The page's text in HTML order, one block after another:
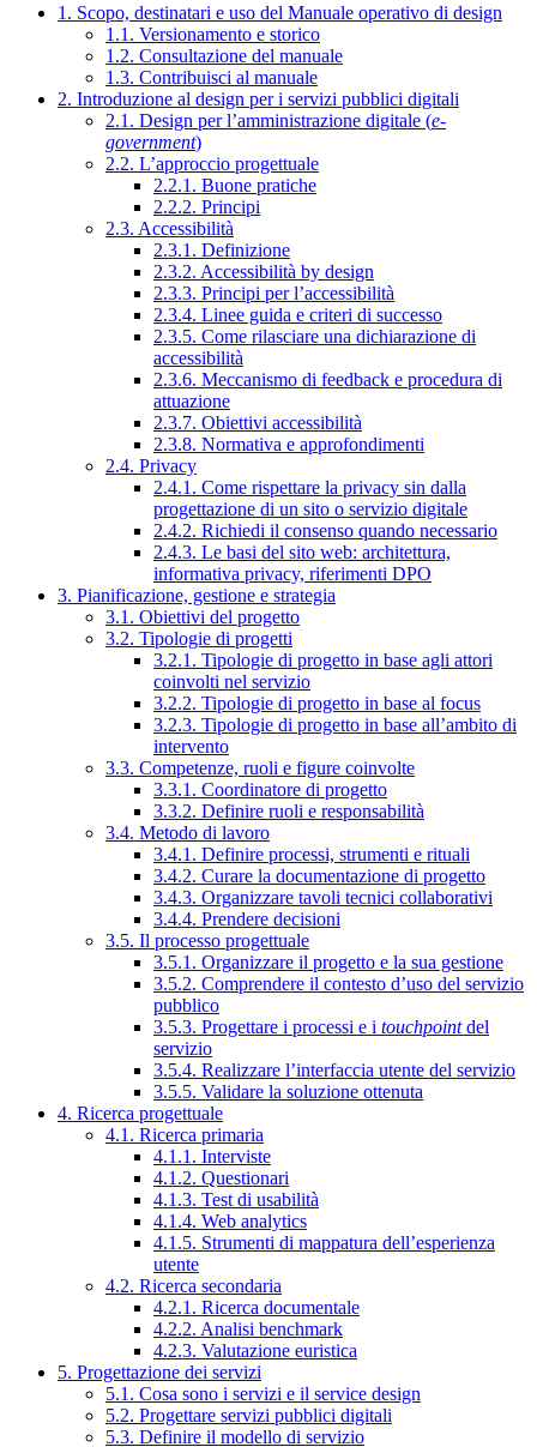
1. Scopo, destinatari e uso del Manuale operativo di design
1.1. Versionamento e storico
1.2. Consultazione del manuale
1.3. Contribuisci al manuale
2. Introduzione al design per i servizi pubblici digitali
2.1. Design per l’amministrazione digitale (e-
government)
2.2. L’approccio progettuale
2.2.1. Buone pratiche
2.2.2. Principi
2.3. Accessibilità
2.3.1. Definizione
2.3.2. Accessibilità by design
2.3.3. Principi per l’accessibilità
2.3.4. Linee guida e criteri di successo
2.3.5. Come rilasciare una dichiarazione di
accessibilità
2.3.6. Meccanismo di feedback e procedura di
attuazione
2.3.7. Obiettivi accessibilità
2.3.8. Normativa e approfondimenti
2.4. Privacy
2.4.1. Come rispettare la privacy sin dalla
progettazione di un sito o servizio digitale
2.4.2. Richiedi il consenso quando necessario
2.4.3. Le basi del sito web: architettura,
informativa privacy, riferimenti DPO
3. Pianificazione, gestione e strategia
3.1. Obiettivi del progetto
3.2. Tipologie di progetti
3.2.1. Tipologie di progetto in base agli attori
coinvolti nel servizio
3.2.2. Tipologie di progetto in base al focus
3.2.3. Tipologie di progetto in base all’ambito di
intervento
3.3. Competenze, ruoli e figure coinvolte
3.3.1. Coordinatore di progetto
3.3.2. Definire ruoli e responsabilità
3.4. Metodo di lavoro
3.4.1. Definire processi, strumenti e rituali
3.4.2. Curare la documentazione di progetto
3.4.3. Organizzare tavoli tecnici collaborativi
3.4.4. Prendere decisioni
3.5. Il processo progettuale
3.5.1. Organizzare il progetto e la sua gestione
3.5.2. Comprendere il contesto d’uso del servizio
pubblico
3.5.3. Progettare i processi e i touchpointdel
servizio
3.5.4. Realizzare l’interfaccia utente del servizio
3.5.5. Validare la soluzione ottenuta
4. Ricerca progettuale
4.1. Ricerca primaria
4.1.1. Interviste
4.1.2. Questionari
4.1.3. Test di usabilità
4.1.4. Web analytics
4.1.5. Strumenti di mappatura dell’esperienza
utente
4.2. Ricerca secondaria
4.2.1. Ricerca documentale
4.2.2. Analisi benchmark
4.2.3. Valutazione euristica
5. Progettazione dei servizi
5.1. Cosa sono i servizi e il service design
5.2. Progettare servizi pubblici digitali
5.3. Definire il modello di servizio